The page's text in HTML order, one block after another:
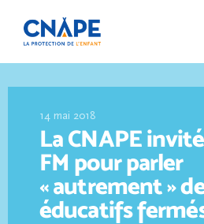
14 mai 2018
La CNAPE
FM pour parler
« autrement »
éducatifs